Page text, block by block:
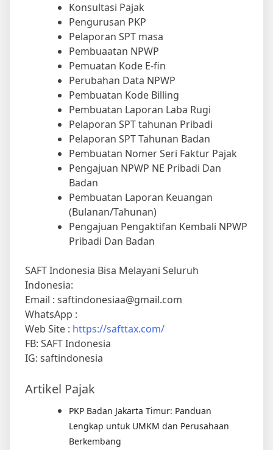
Konsultasi Pajak
Pengurusan PKP
Pelaporan SPT masa
Pembuaatan NPWP
Pemuatan Kode E-fin
Perubahan Data NPWP
Pembuatan Kode Billing
Pembuatan Laporan Laba Rugi
Pelaporan SPT tahunan Pribadi
Pelaporan SPT Tahunan Badan
Pembuatan Nomer Seri Faktur Pajak
Pengajuan NPWP NE Pribadi Dan
Badan
Pembuatan Laporan Keuangan
(Bulanan/Tahunan)
Pengajuan Pengaktifan Kembali NPWP
Pribadi Dan Badan
SAFT Indonesia Bisa Melayani Seluruh
Indonesia:
Email : saftindonesiaa@gmail.com
WhatsApp :
Web Site : https://safttax.com/
FB: SAFT Indonesia
IG: saftindonesia
Artikel Pajak
PKP Badan Jakarta Timur: Panduan
Lengkap untuk UMKM dan Perusahaan
Berkembang